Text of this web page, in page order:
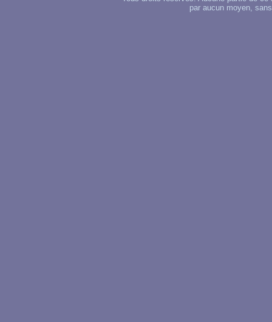
par aucun moyen,